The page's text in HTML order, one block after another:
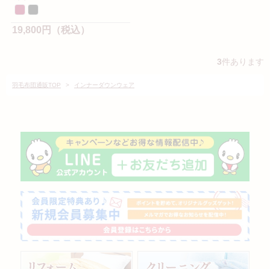
19,800円（税込）
3件あります
羽毛布団通販TOP > インナーダウンウェア